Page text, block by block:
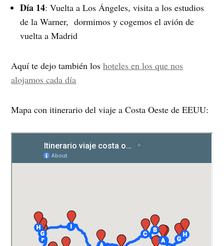
Día 14: Vuelta a Los Ángeles, visita a los estudios
de la Warner, dormimos y cogemos el avión de
vuelta a Madrid
Aquí te dejo también loshoteles en los que nos
alojamos cada día
Mapa con itinerario del viaje a Costa Oeste de EEUU: